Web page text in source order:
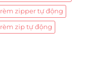
rèm zipper tự động
rèm zip tự động